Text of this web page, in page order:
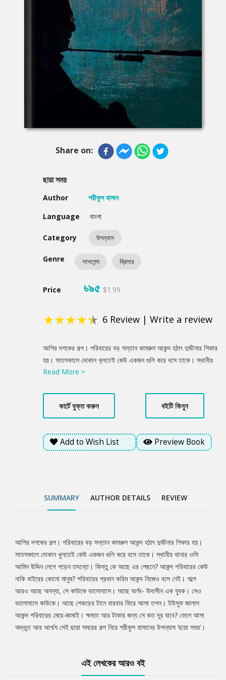
Share on:
ছায়া সময়
Author
শরীফুল হাসান
Language
বাংলা
Category উপন্যাস
Genre সাসপেন্স থ্রিলার
Price ৳৯৫ $1.99
★★★★★ 6 Review | Write a review
Product
Summery
আশির দশকের গল্প। পরিবারের বড় সন্তান কামরুল আকন্দ হঠাৎ দুর্ঘটনার শিকার
হয়। সাতসকালে দোকান খুলতেই কেউ একজন গুলি করে বসে তাকে। স্থানীয়
থানার ওসি আমিন উদ্দিন লেগে পড়েন তদন্তে। কিন্তু কে আছে এর পেছনে?
আকন্দ নিজেও বসে নেই। গল্পে আরও আছে অনন্যা, সে কাউকে ভালোবাসে।
আছে অর্ণব- উদাসীন এক যুবক। সেও ভালোবাসে কাউকে। আছে শেকড়ের
টানে বারবার ফিরে আসা তপন। ইউসুফ জালাল আকন্দ পরিবারের মেয়ে-জামাই।
ক্ষমতা আর টাকার জন্য সে কত দূর যাবে? ফেলে আসা অদ্ভুত আর আর্শ্চয সেই
ছায়া সময়ের গল্প নিয়ে শরীফুল হাসানের উপন্যাস ‘ছায়া সময়’।
Read More >
কার্টে যুক্ত করুন বইটি কিনুন
Add to Wish List Preview Book
SUMMARY AUTHOR DETAILS REVIEW
Tab
Article
আশির দশকের গল্প। পরিবারের বড় সন্তান কামরুল আকন্দ হঠাৎ দুর্ঘটনার শিকার হয়।
সাতসকালে দোকান খুলতেই কেউ একজন গুলি করে বসে তাকে। স্থানীয় থানার ওসি
আমিন উদ্দিন লেগে পড়েন তদন্তে। কিন্তু কে আছে এর পেছনে? আকন্দ পরিবারের কেউ
নাকি বাইরের কোনো মানুষ? পরিবারের প্রধান করিম আকন্দ নিজেও বসে নেই। গল্পে
আরও আছে অনন্যা, সে কাউকে ভালোবাসে। আছে অর্ণব- উদাসীন এক যুবক। সেও
ভালোবাসে কাউকে। আছে শেকড়ের টানে বারবার ফিরে আসা তপন। ইউসুফ জালাল
আকন্দ পরিবারের মেয়ে-জামাই। ক্ষমতা আর টাকার জন্য সে কত দূর যাবে? ফেলে আসা
অদ্ভুত আর আর্শ্চয সেই ছায়া সময়ের গল্প নিয়ে শরীফুল হাসানের উপন্যাস ‘ছায়া সময়’।
এই লেখকের আরও বই